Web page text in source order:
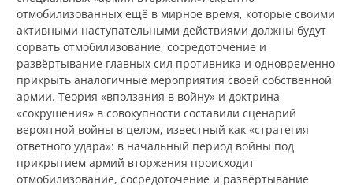
отмобилизованных ещё в мирное время, которые своими
активными наступательными действиями должны будут
сорвать отмобилизование, сосредоточение и
развёртывание главных сил противника и одновременно
прикрыть аналогичные мероприятия своей собственной
армии. Теория «вползания в войну» и доктрина
«сокрушения» в совокупности составили сценарий
вероятной войны в целом, известный как «стратегия
ответного удара»: в начальный период войны под
прикрытием армий вторжения происходит
отмобилизование, сосредоточение и развёртывание